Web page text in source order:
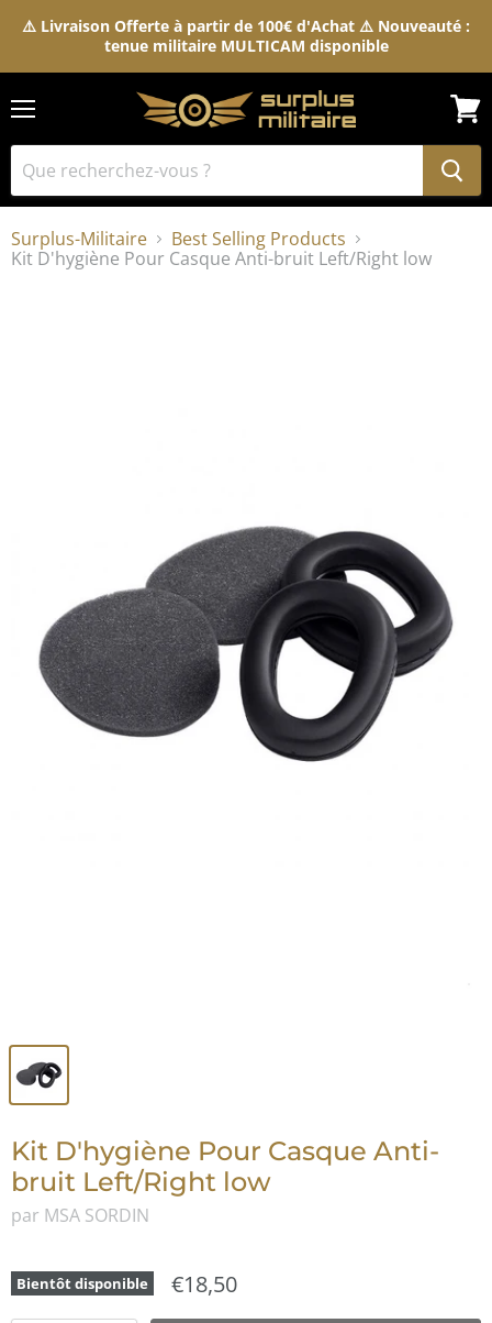
⚠️ Livraison Offerte à partir de 100€ d'Achat ⚠️ Nouveauté :
tenue militaire MULTICAM disponible
le
Surplus-Militaire
Best Selling Products
Kit D'hygiène Pour Casque Anti-bruit Left/Right low
Kit D'hygiène Pour Casque Anti-
bruit Left/Right low
par MSA SORDIN
Bientôt disponible €18,50